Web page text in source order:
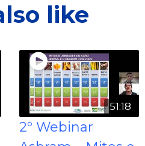
like
51:18
2º Webinar